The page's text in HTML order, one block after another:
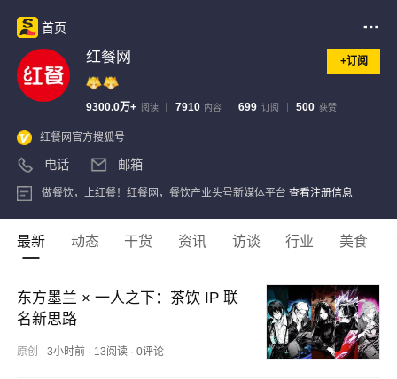
首页
红餐网 +订阅
9300.0万+ 阅读 7910 内容 699 订阅 500 获赞
红餐网官方搜狐号
电话 邮箱
做餐饮，上红餐！红餐网，餐饮产业头号新媒体平台 查看注册信息
最新 动态 干货 资讯 访谈 行业 美食
东方墨兰 × 一人之下：茶饮 IP 联
名新思路
原创 3小时前· 13阅读· 0评论